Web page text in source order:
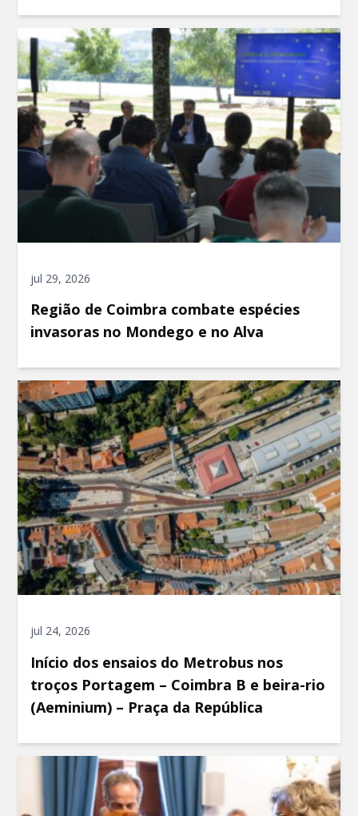
jul 29, 2026
Região de Coimbra combate espécies
invasoras no Mondego e no Alva
jul 24, 2026
Início dos ensaios do Metrobus nos
troços Portagem – Coimbra B e beira-rio
(Aeminium) – Praça da República